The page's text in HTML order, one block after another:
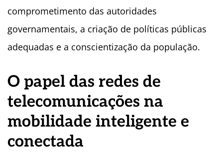
comprometimento das autoridades
governamentais, a criação de políticas públicas
adequadas e a conscientização da população.
O papel das redes de
telecomunicações na
mobilidade inteligente e
conectada